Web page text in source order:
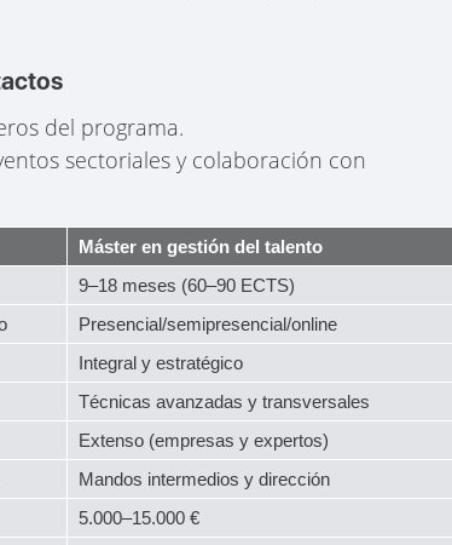
del programa.
sectoriales y colaboración con
Máster en gestión del talento
9–18 meses (60–90 ECTS)
Presencial/semipresencial/online
Integral y estratégico
Técnicas avanzadas y transversales
Extenso (empresas y expertos)
Mandos intermedios y dirección
5.000–15.000 €